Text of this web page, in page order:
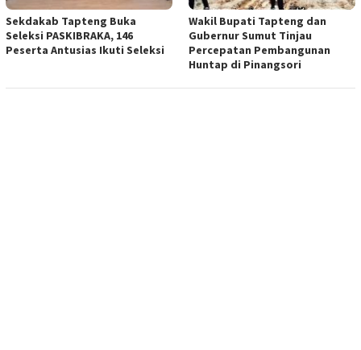
Sekdakab Tapteng Buka
Seleksi PASKIBRAKA, 146
Peserta Antusias Ikuti Seleksi
Wakil Bupati Tapteng dan
Gubernur Sumut Tinjau
Percepatan Pembangunan
Huntap di Pinangsori